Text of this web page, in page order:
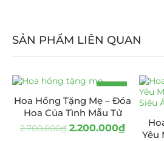
SẢN PHẨM LIÊN QUAN
-19%
HOT
Hoa Hồng Tặng Mẹ – Đóa
Hoa Của Tình Mẫu Tử
2.700.000₫ 2.200.000₫
Yêu